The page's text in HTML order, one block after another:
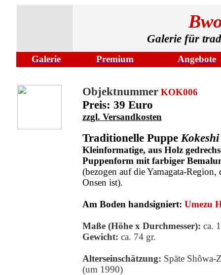
Galerie für
Galerie Premium Angebote
Objektnummer KOK006
Preis: 39 Euro
zzgl. Versandkosten
Traditionelle Puppe Kokeshi
Kleinformatige, aus Holz
Puppenform mit farbiger
(bezogen auf die Yamagata-
Onsen ist).
Am Boden handsigniert: Umezu
Maße (Höhe x Durchmesser): ca.
Gewicht: ca. 74 gr.
Alterseinschätzung: Späte Shôwa-
(um 1990)